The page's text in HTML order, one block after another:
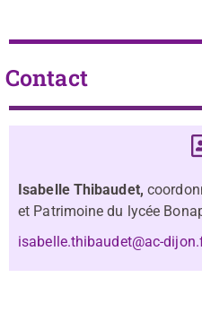
Contact
Isabelle Thibaudet,
et Patrimoine du lycée
isabelle.thibaudet@ac-